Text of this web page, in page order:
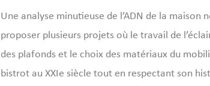
Une analyse minutieuse de l’ADN de la maison
proposer plusieurs projets où le travail de
des plafonds et le choix des matériaux du
bistrot au XXIe siècle tout en respectant son